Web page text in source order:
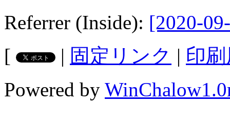
Referrer (Inside): [2020-
[
| 固定リンク | 印
Powered by